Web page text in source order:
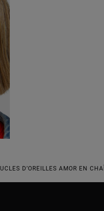
D’OREILLES AMOR EN